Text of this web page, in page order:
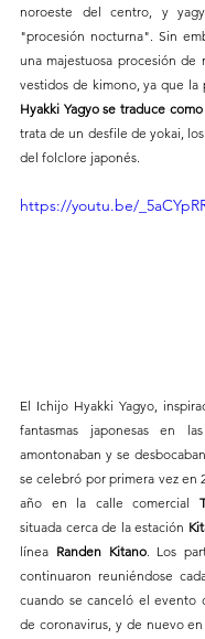
noroeste del centro, y
"procesión nocturna". Sin
una majestuosa procesión de
vestidos de kimono, ya que la
Hyakki Yagyo se traduce
trata de un desfile de yokai,
del folclore japonés.
https://youtu.be/
El Ichijo Hyakki Yagyo,
fantasmas japonesas en
amontonaban y se
se celebró por primera vez en
año en la calle comercial
situada cerca de la estación
línea Randen Kitano. Los
continuaron reuniéndose
cuando se canceló el evento
de coronavirus, y de nuevo